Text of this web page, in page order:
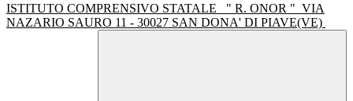
ISTITUTO COMPRENSIVO STATALE " R. ONOR " VIA
NAZARIO SAURO 11 - 30027 SAN DONA' DI PIAVE(VE)